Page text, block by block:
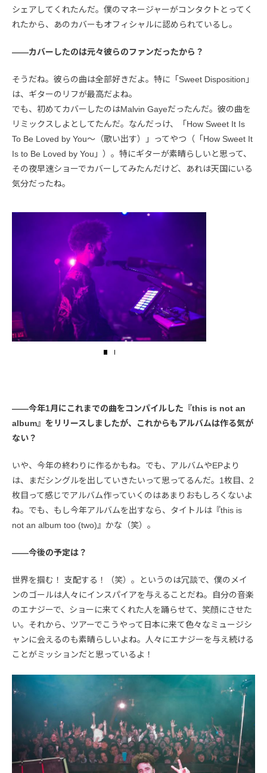
シェアしてくれたんだ。僕のマネージャーがコンタクトとってく
れたから、あのカバーもオフィシャルに認められているし。
――カバーしたのは元々彼らのファンだったから？
そうだね。彼らの曲は全部好きだよ。特に「Sweet Disposition」
は、ギターのリフが最高だよね。
でも、初めてカバーしたのはMalvin Gayeだったんだ。彼の曲を
リミックスしよとしてたんだ。なんだっけ、「How Sweet It Is
To Be Loved by You〜（歌い出す）」ってやつ（「How Sweet It
Is to Be Loved by You」）。特にギターが素晴らしいと思って、
その夜早速ショーでカバーしてみたんだけど、あれは天国にいる
気分だったね。
――今年1月にこれまでの曲をコンパイルした『this is not an
album』をリリースしましたが、これからもアルバムは作る気が
ない？
いや、今年の終わりに作るかもね。でも、アルバムやEPより
は、まだシングルを出していきたいって思ってるんだ。1枚目、2
枚目って感じでアルバム作っていくのはあまりおもしろくないよ
ね。でも、もし今年アルバムを出すなら、タイトルは『this is
not an album too (two)』かな（笑）。
――今後の予定は？
世界を掴む！ 支配する！（笑）。というのは冗談で、僕のメイ
ンのゴールは人々にインスパイアを与えることだね。自分の音楽
のエナジーで、ショーに来てくれた人を踊らせて、笑顔にさせた
い。それから、ツアーでこうやって日本に来て色々なミュージシ
ャンに会えるのも素晴らしいよね。人々にエナジーを与え続ける
ことがミッションだと思っているよ！